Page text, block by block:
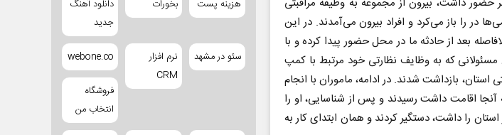
در را باز می‌کرد و افراد بیرون می‌آمدند. در این
بعد از حادثه ما در محل حضور پیدا کرده و با
که به وظایف نظارتی خود مرتبط با کمپ
استان، بازداشت شدند. در ادامه، ماموران با انجام
آنجا اقامت داشت رسیدند و پس از شناسایی، او را
را داشت، دستگیر کردند و همان ابتدای کار به
هزینه پست بخورات
دانلود آهنگ
جدید
سئو در مشهد
نرم افزار
CRM
webone.co
فروشگاه
انتخاب من